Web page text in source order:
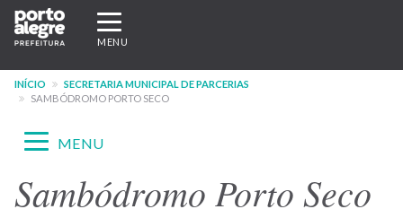
Pular
para
conteúdo
principal
Expandir/recolher
navegação
MENU
INÍCIO
SECRETARIA MUNICIPAL DE PARCERIAS
SAMBÓDROMO PORTO SECO
Menu
Expandir/recolher
MENU
Sambódromo Porto Seco